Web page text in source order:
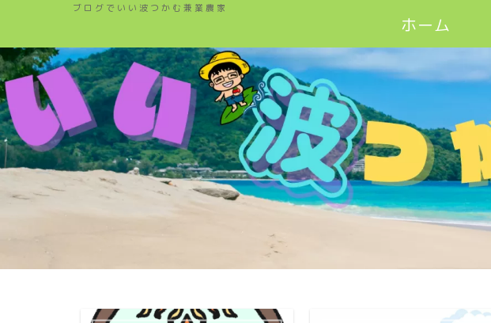
ブログでいい波つかむ兼業農家
ホーム